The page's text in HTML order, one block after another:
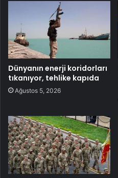
Dünyanın enerji koridorları
tıkanıyor, tehlike kapıda
Ağustos 5, 2026